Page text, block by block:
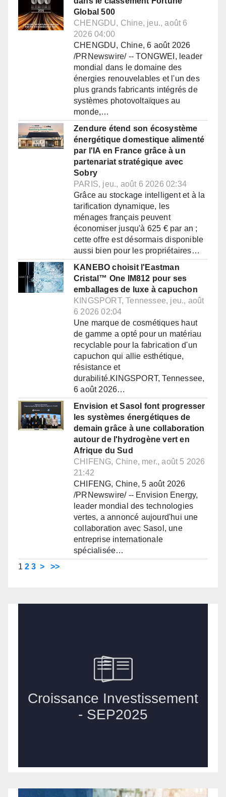
Global 500
CHENGDU, Chine, jeu., août 6
2026 04:00
CHENGDU, Chine, 6 août 2026
/PRNewswire/ -- TONGWEI, leader
mondial dans le domaine des
énergies renouvelables et l'un des
plus grands fabricants intégrés de
systèmes photovoltaïques au
monde,…
Zendure étend son écosystème
énergétique domestique alimenté
par l'IA en France grâce à un
partenariat stratégique avec
Sobry
PARIS, jeu., août 6 2026 02:34
Grâce au stockage intelligent et à la
tarification dynamique, les
ménages français peuvent
économiser jusqu'à 625 € par an ;
cette offre est désormais disponible
aussi bien pour les propriétaires…
KANEBO choisit l'Eastman
Cristal™ One IM812 pour ses
emballages de luxe à capuchon
KINGSPORT, Tennessee, jeu., août
6 2026 02:04
Une marque de cosmétiques haut
de gamme a opté pour un matériau
recyclable pour la fabrication d'un
capuchon qui allie esthétique,
résistance et
durabilité.KINGSPORT, Tennessee,
6 août 2026…
Envision et Sasol font progresser
les systèmes énergétiques de
demain grâce à une collaboration
autour de l'hydrogène vert en
Afrique du Sud
CHIFENG, Chine, mer., août 5 2026
21:42
CHIFENG, Chine, 5 août 2026
/PRNewswire/ -- Envision Energy,
leader mondial des technologies
vertes, a annoncé aujourd'hui une
collaboration avec Sasol, une
entreprise internationale
spécialisée…
1 2 3 > >>